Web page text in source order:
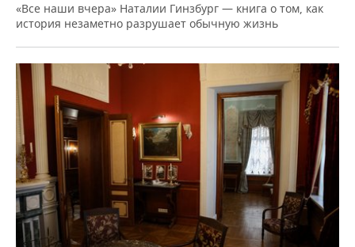
«Все наши вчера» Наталии Гинзбург — книга о том, как
история незаметно разрушает обычную жизнь